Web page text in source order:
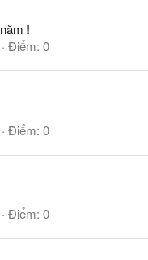
!
Điểm 0
Điểm 0
Điểm 0